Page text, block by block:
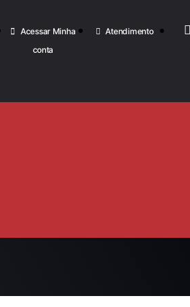
Acessar Minha
conta
Atendimento